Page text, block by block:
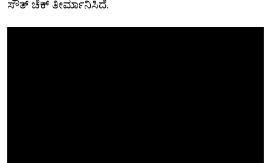
ಸೌತ್ ಚೆಕ್ ತೀರ್ಮಾನಿಸಿದೆ.